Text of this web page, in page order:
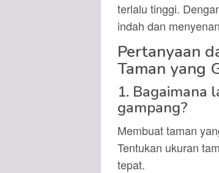
terlalu tinggi.
indah dan
Pertanyaan
Taman yang
1. Bagaimana
gampang?
Membuat taman
Tentukan ukuran
tepat.